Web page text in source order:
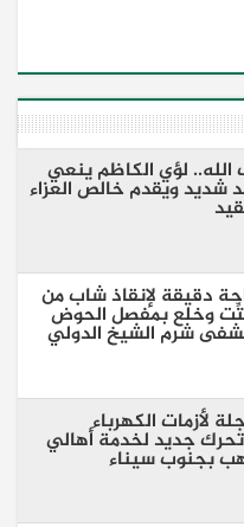
لؤي الكاظم ينعي
شديد ويقدم خالص العزاء
دقيقة لإنقاذ شاب من
وخلع بمفصل الحوض
شرم الشيخ الدولي
لأزمات الكهرباء
تحرك جديد لخدمة أهالي
بجنوب سيناء